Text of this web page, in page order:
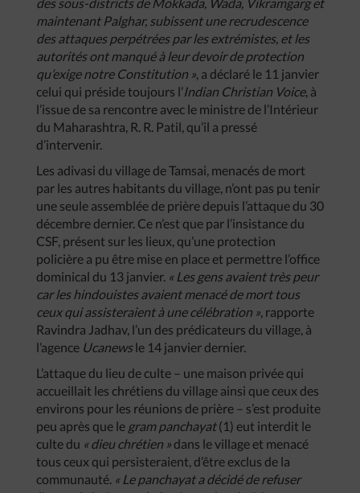
maintenant Palghar, subissent une recrudescence
des attaques perpétrées par les extrémistes, et les
autorités ont manqué à leur devoir de protection
qu’exige notre Constitution », a déclaré le 11 janvier
celui qui préside toujours l’Indian Christian Voice, à
l’issue de sa rencontre avec le ministre de l’Intérieur
du Maharashtra, R. R. Patil, qu’il a pressé
d’intervenir.
Les adivasi du village de Tamsai, menacés de mort
par les autres habitants du village, n’ont pas pu tenir
une seule assemblée de prière depuis l’attaque du 30
décembre dernier. Ce n’est que par l’insistance du
CSF, présent sur les lieux, qu’une protection
policière a pu être mise en place et permettre l’office
dominical du 13 janvier. « Les gens avaient très peur
car les hindouistes avaient menacé de mort tous
ceux qui assisteraient à une célébration », rapporte
Ravindra Jadhav, l’un des prédicateurs du village, à
l’agence Ucanewsle 14 janvier dernier.
L’attaque du lieu de culte – une maison privée qui
accueillait les chrétiens du village ainsi que ceux des
environs pour les réunions de prière – s’est produite
peu après que le gram panchayat(1) eut interdit le
culte du « dieu chrétien » dans le village et menacé
tous ceux qui persisteraient, d’être exclus de la
communauté. « Le panchayat a décidé de refuser